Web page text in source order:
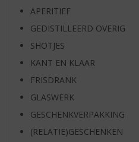
APERITIEF
GEDISTILLEERD OVERIG
SHOTJES
KANT EN KLAAR
FRISDRANK
GLASWERK
GESCHENKVERPAKKING
(RELATIE)GESCHENKEN